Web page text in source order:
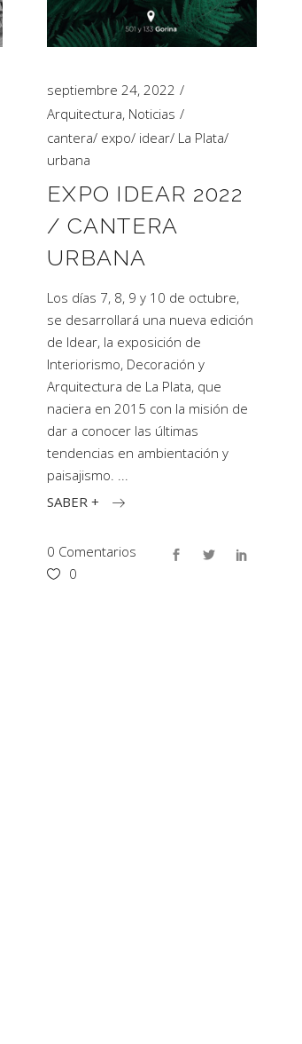
septiembre 24, 2022
Arquitectura, Noticias
cantera/ expo/ idear/ La Plata/
urbana
EXPO IDEAR 2022
/ CANTERA
URBANA
Los días 7, 8, 9 y 10 de octubre,
se desarrollará una nueva edición
de Idear, la exposición de
Interiorismo, Decoración y
Arquitectura de La Plata, que
naciera en 2015 con la misión de
dar a conocer las últimas
tendencias en ambientación y
paisajismo.
SABER +
0 Comentarios
0